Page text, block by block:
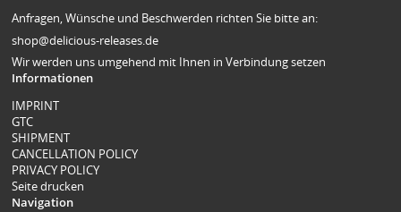
Anfragen, Wünsche und Beschwerden richten Sie bitte an:
shop@delicious-releases.de
Wir werden uns umgehend mit Ihnen in Verbindung setzen
Informationen
IMPRINT
GTC
SHIPMENT
CANCELLATION POLICY
PRIVACY POLICY
Seite drucken
Navigation